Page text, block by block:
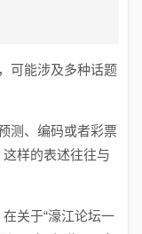
可能涉及多种话题
测、编码或者彩票
样的表述往往与
关于“濠江论坛一